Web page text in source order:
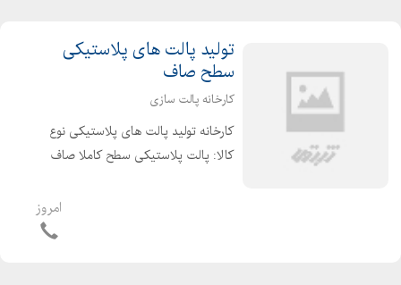
تولید پالت های پلاستیکی
سطح صاف
کارخانه پالت سازی
کارخانه تولید پالت های پلاستیکی نوع
کالا: پالت پلاستیکی سطح کاملا صاف
مقدار تحمل بار:ثابت 700kg/ متحرک kg
امروز